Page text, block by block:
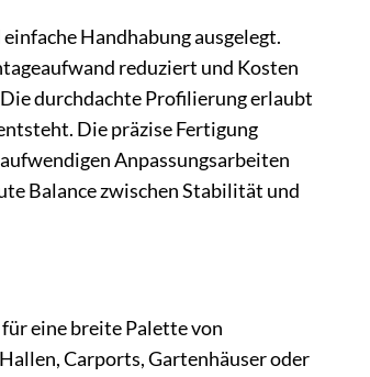
Handhabung ausgelegt.
reduziert und Kosten
durchdachte Profilierung erlaubt
Die präzise Fertigung
Anpassungsarbeiten
Balance zwischen Stabilität und
eine breite Palette von
Carports, Gartenhäuser oder